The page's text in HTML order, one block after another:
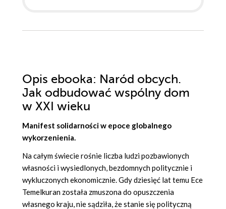
Opis ebooka: Naród obcych.
Jak odbudować wspólny dom
w XXI wieku
Manifest solidarności w epoce globalnego
wykorzenienia.
Na całym świecie rośnie liczba ludzi pozbawionych
własności i wysiedlonych, bezdomnych politycznie i
wykluczonych ekonomicznie. Gdy dziesięć lat temu Ece
Temelkuran została zmuszona do opuszczenia
własnego kraju, nie sądziła, że stanie się polityczną